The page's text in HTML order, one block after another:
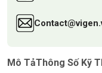
Mô TảThông Số Kỹ